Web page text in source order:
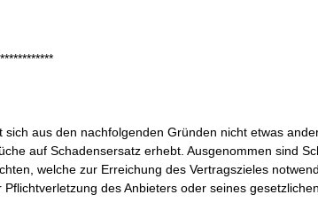
aus den nachfolgenden Gründen nicht etwas
auf Schadensersatz erhebt. Ausgenommen sind
welche zur Erreichung des Vertragszieles
des Anbieters oder seines